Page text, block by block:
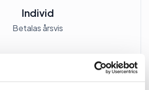
Individ
Betalas årsvis